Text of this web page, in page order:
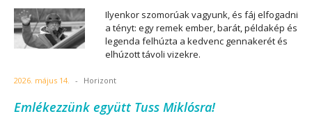
Ilyenkor szomorúak vagyunk, és fáj elfogadni
a tényt: egy remek ember, barát, példakép és
legenda felhúzta a kedvenc gennakerét és
elhúzott távoli vizekre.
2026. május 14. - Horizont
Emlékezzünk együtt Tuss Miklósra!